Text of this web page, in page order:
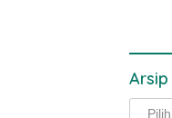
Arsip
Arsip